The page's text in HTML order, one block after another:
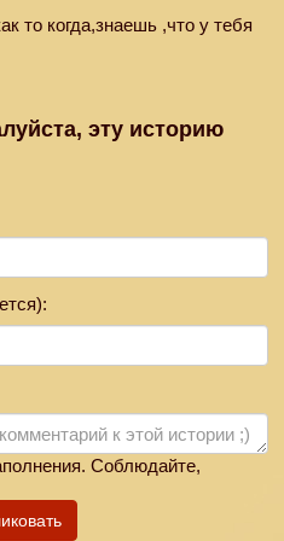
то когда,знаешь ,что у тебя
эту историю
Соблюдайте,